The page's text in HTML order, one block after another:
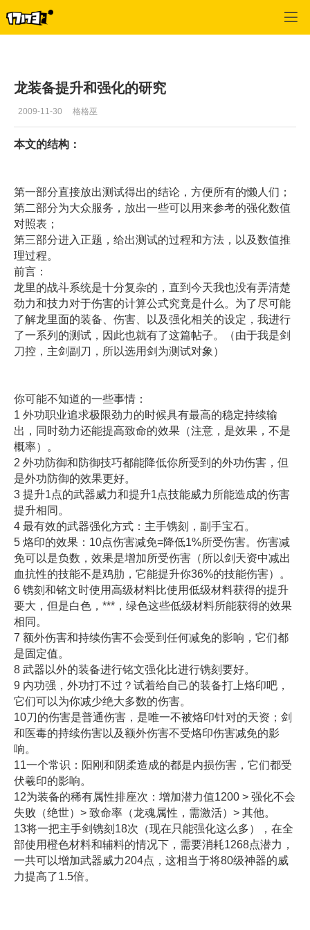
龙装备提升和强化的研究
2009-11-30 格格巫
本文的结构：
第一部分直接放出测试得出的结论，方便所有的懒人们；
第二部分为大众服务，放出一些可以用来参考的强化数值
对照表；
第三部分进入正题，给出测试的过程和方法，以及数值推
理过程。
前言：
龙里的战斗系统是十分复杂的，直到今天我也没有弄清楚
劲力和技力对于伤害的计算公式究竟是什么。为了尽可能
了解龙里面的装备、伤害、以及强化相关的设定，我进行
了一系列的测试，因此也就有了这篇帖子。（由于我是剑
刀控，主剑副刀，所以选用剑为测试对象）
你可能不知道的一些事情：
1 外功职业追求极限劲力的时候具有最高的稳定持续输
出，同时劲力还能提高致命的效果（注意，是效果，不是
概率）。
2 外功防御和防御技巧都能降低你所受到的外功伤害，但
是外功防御的效果更好。
3 提升1点的武器威力和提升1点技能威力所能造成的伤害
提升相同。
4 最有效的武器强化方式：主手镌刻，副手宝石。
5 烙印的效果：10点伤害减免=降低1%所受伤害。伤害减
免可以是负数，效果是增加所受伤害（所以剑天资中减出
血抗性的技能不是鸡肋，它能提升你36%的技能伤害）。
6 镌刻和铭文时使用高级材料比使用低级材料获得的提升
要大，但是白色，***，绿色这些低级材料所能获得的效果
相同。
7 额外伤害和持续伤害不会受到任何减免的影响，它们都
是固定值。
8 武器以外的装备进行铭文强化比进行镌刻要好。
9 内功强，外功打不过？试着给自己的装备打上烙印吧，
它们可以为你减少绝大多数的伤害。
10刀的伤害是普通伤害，是唯一不被烙印针对的天资；剑
和医毒的持续伤害以及额外伤害不受烙印伤害减免的影
响。
11一个常识：阳刚和阴柔造成的都是内损伤害，它们都受
伏羲印的影响。
12为装备的稀有属性排座次：增加潜力值1200 > 强化不会
失败（绝世）> 致命率（龙魂属性，需激活）> 其他。
13将一把主手剑镌刻18次（现在只能强化这么多），在全
部使用橙色材料和辅料的情况下，需要消耗1268点潜力，
一共可以增加武器威力204点，这相当于将80级神器的威
力提高了1.5倍。